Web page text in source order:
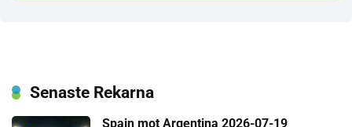
Senaste Rekarna
Spain mot Argentina 2026-07-19